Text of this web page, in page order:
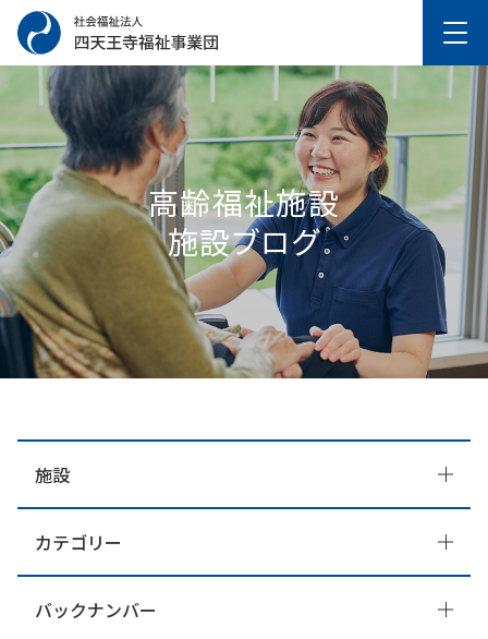
高齢福祉施設
施設ブログ
施設
カテゴリー
バックナンバー